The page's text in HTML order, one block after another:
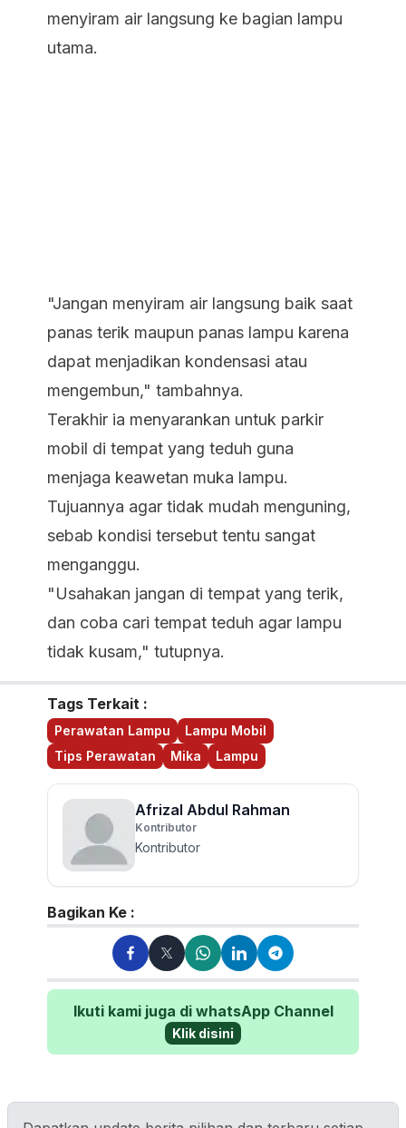
menyiram air langsung ke bagian lampu
utama.
"Jangan menyiram air langsung baik saat
panas terik maupun panas lampu karena
dapat menjadikan kondensasi atau
mengembun," tambahnya.
Terakhir ia menyarankan untuk parkir
mobil di tempat yang teduh guna
menjaga keawetan muka lampu.
Tujuannya agar tidak mudah menguning,
sebab kondisi tersebut tentu sangat
menganggu.
"Usahakan jangan di tempat yang terik,
dan coba cari tempat teduh agar lampu
tidak kusam," tutupnya.
Tags Terkait :
Perawatan Lampu
Lampu Mobil
Tips Perawatan
Mika Lampu
Afrizal Abdul Rahman
Kontributor
Kontributor
Bagikan Ke :
Ikuti kami juga di whatsApp Channel
Klik disini